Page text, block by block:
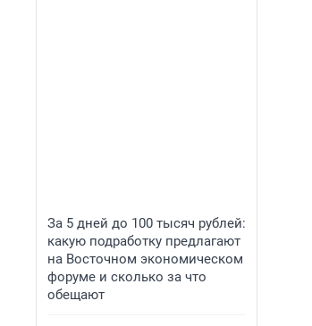
За 5 дней до 100 тысяч рублей:
какую подработку предлагают
на Восточном экономическом
форуме и сколько за что
обещают